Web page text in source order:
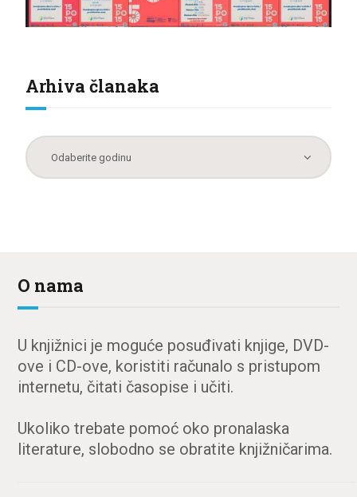
Arhiva članaka
O nama
U knjižnici je moguće posuđivati knjige, DVD-
ove i CD-ove, koristiti računalo s pristupom
internetu, čitati časopise i učiti.
Ukoliko trebate pomoć oko pronalaska
literature, slobodno se obratite knjižničarima.